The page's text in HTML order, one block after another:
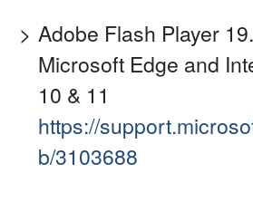
Adobe Flash Player
Microsoft Edge and
10 & 11
https://
b/3103688